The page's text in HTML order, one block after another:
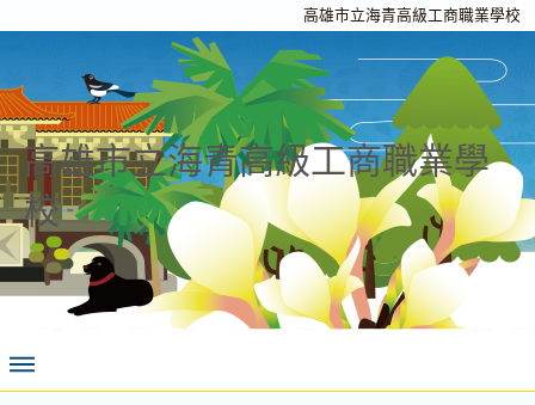
高雄市立海青高級工商職業學校
高雄市立海青高級工商職業學
校